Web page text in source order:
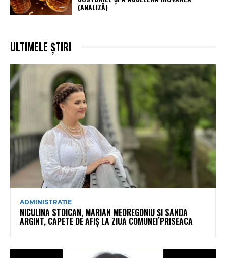
(ANALIZĂ)
ULTIMELE ȘTIRI
ADMINISTRAȚIE
NICULINA STOICAN, MARIAN MEDREGONIU ȘI SANDA
ARGINT, CAPETE DE AFIȘ LA ZIUA COMUNEI PRISEACA